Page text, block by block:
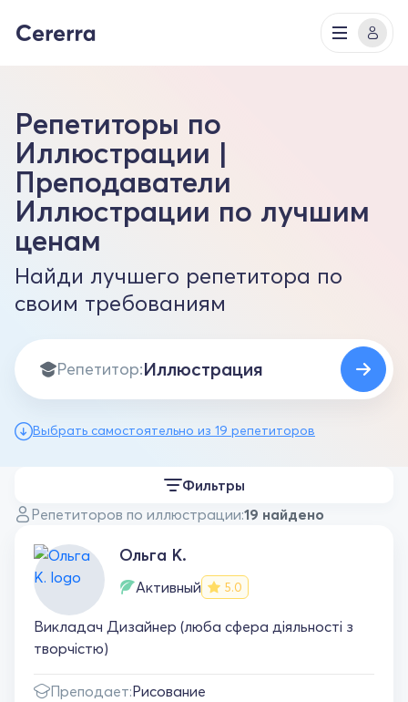
Репетиторы по
Иллюстрации |
Преподаватели
Иллюстрации по лучшим
ценам
Найди лучшего репетитора по
своим требованиям
Репетитор:
Выбрать самостоятельно из 19 репетиторов
Репетиторов по иллюстрации:19 найдено
Фильтры
Ольга К.
Активный 5.0
Викладач Дизайнер (люба сфера діяльності з
творчістю)
Преподает:Рисование